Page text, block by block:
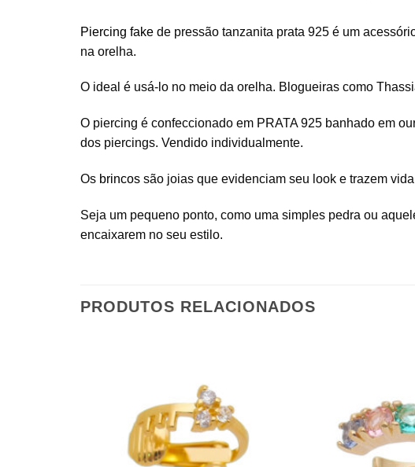
Piercing fake de pressão tanzanita prata 925 é um
na orelha.
O ideal é usá-lo no meio da orelha. Blogueiras como
O piercing é confeccionado em PRATA 925 banhado em
dos piercings. Vendido individualmente.
Os brincos são joias que evidenciam seu look e trazem
Seja um pequeno ponto, como uma simples pedra ou
encaixarem no seu estilo.
PRODUTOS RELACIONADOS